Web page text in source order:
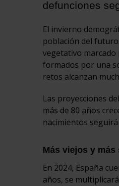
defunciones
El invierno
población del
vegetativo
formados por una
retos alcanzan
Las proyecciones
más de 80 años
nacimientos
Más viejos y más
En 2024, España
años, se